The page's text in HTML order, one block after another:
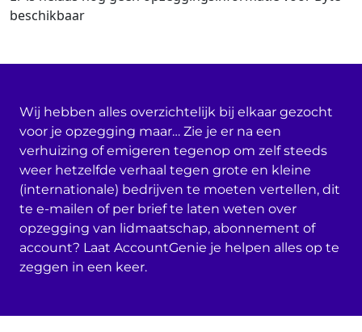
beschikbaar
Wij hebben alles overzichtelijk bij elkaar gezocht
voor je opzegging maar… Zie je er na een
verhuizing of emigeren tegenop om zelf steeds
weer hetzelfde verhaal tegen grote en kleine
(internationale) bedrijven te moeten vertellen, dit
te e-mailen of per brief te laten weten over
opzegging van lidmaatschap, abonnement of
account? Laat AccountGenie je helpen alles op te
zeggen in een keer.